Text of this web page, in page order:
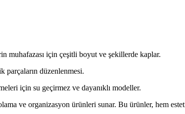
muhafazası için çeşitli boyut ve şekillerde kaplar.
parçaların düzenlenmesi.
için su geçirmez ve dayanıklı modeller.
ve organizasyon ürünleri sunar. Bu ürünler, hem